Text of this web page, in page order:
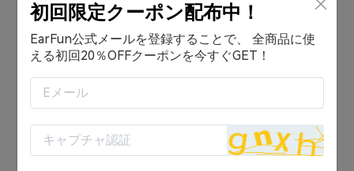
ログイン状態を保持する
ログイン
または
アカウントを作成する
初回限定クーポン配布中！
EarFun公式メールを登録することで、 全商品に使
える初回20％OFFクーポンを今すぐGET！